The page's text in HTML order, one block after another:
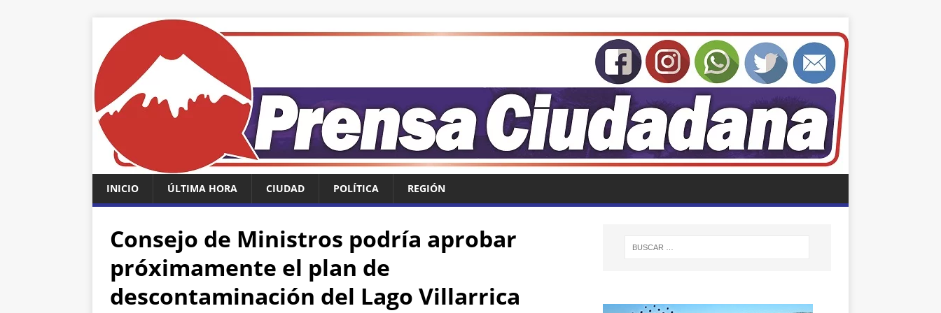
INICIO ÚLTIMA HORA CIUDAD POLÍTICA REGIÓN
Consejo de Ministros podría aprobar
próximamente el plan de
descontaminación del Lago Villarrica